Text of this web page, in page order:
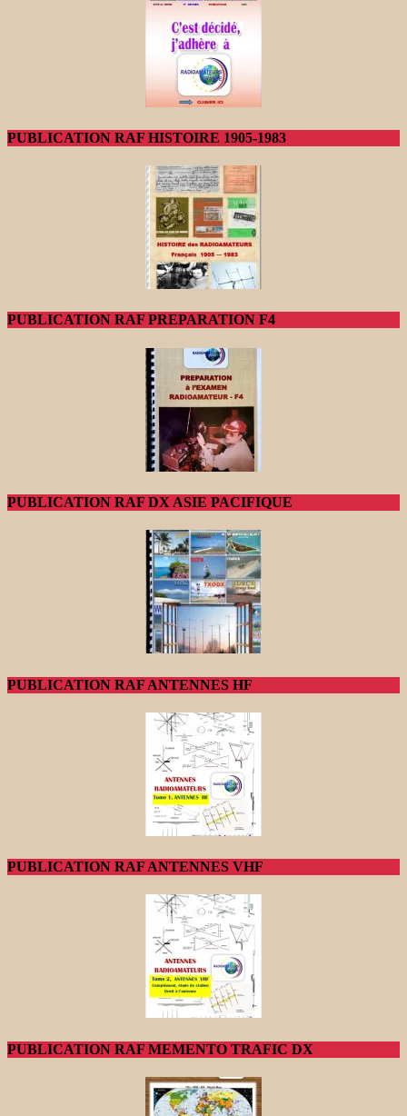
PUBLICATION RAF HISTOIRE 1905-1983
PUBLICATION RAF PREPARATION F4
PUBLICATION RAF DX ASIE PACIFIQUE
PUBLICATION RAF ANTENNES HF
PUBLICATION RAF ANTENNES VHF
PUBLICATION RAF MEMENTO TRAFIC DX